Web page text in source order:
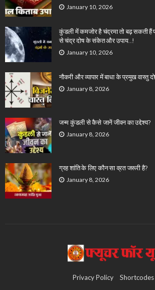
January 10, 2026
कुंडली में कमजोर है चंद्रमा तो बढ़ सकती हैं
से चंद्र दोष के संकेत और उपाय…!
January 10, 2026
नौकरी और व्यापार में बाधा के प्रमुख
January 8, 2026
जन्म कुंडली से कैसे जानें जीवन का उद्देश्य?
January 8, 2026
ग्रह शांति के लिए कौन सा व्रत जरूरी है?
January 8, 2026
Privacy Policy Shortcodes